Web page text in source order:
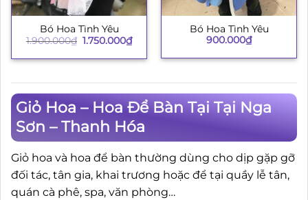
Bó Hoa Tình Yêu
1.900.000₫ Giá
là:
1.750.000₫Giá
hiện
tại
Bó Hoa Tình Yêu
900.000₫
Giỏ Hoa – Hoa Để Bàn Tại Tại Nga
Sơn – Thanh Hóa
Giỏ hoa và hoa để bàn thường dùng cho dịp gặp gỡ
đối tác, tân gia, khai trương hoặc để tại quầy lễ tân,
quán cà phê, spa, văn phòng…